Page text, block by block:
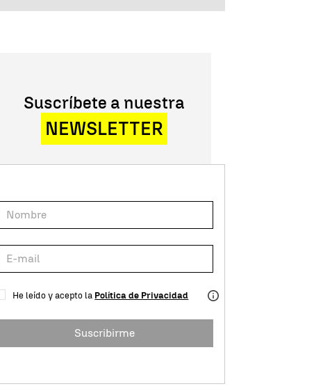
Suscríbete a nuestra
NEWSLETTER
He leído y acepto la Política de Privacidad
Suscribirme